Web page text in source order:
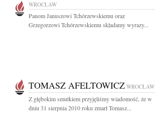
WROCŁAW
Panom Januszowi Tchórzewskiemu oraz
Grzegorzowi Tchórzewskiemu składamy wyrazy...
TOMASZ AFELTOWICZ WROCŁAW
Z głębokim smutkiem przyjęliśmy wiadomość, że w
dniu 31 sierpnia 2010 roku zmarł Tomasz...